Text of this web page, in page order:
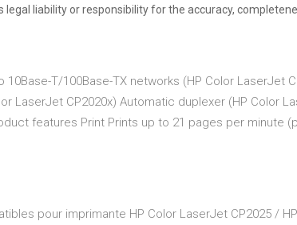
liability or responsibility for the accuracy,
T/100Base-TX networks (HP Color LaserJet
LaserJet CP2020x) Automatic duplexer (HP Color
features Print Prints up to 21 pages per minute
pour imprimante HP Color LaserJet CP2025 /